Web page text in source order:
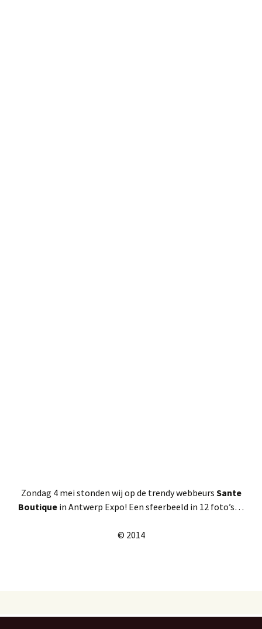
Zondag 4 mei stonden wij op de trendy webbeurs Sante
Boutique in Antwerp Expo! Een sfeerbeeld in 12 foto’s…
© 2014